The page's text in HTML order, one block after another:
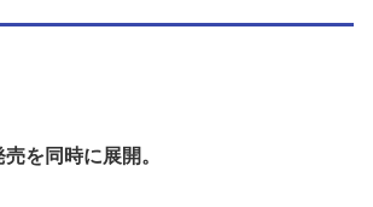
を同時に展開。